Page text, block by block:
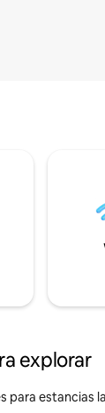
explorar
para estancias